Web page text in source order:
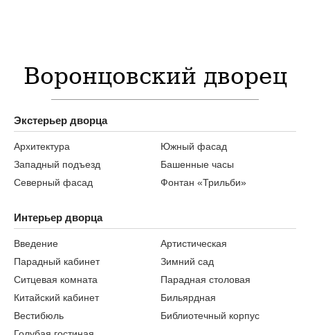
Воронцовский дворец
Экстерьер дворца
Архитектура
Западный подъезд
Северный фасад
Южный фасад
Башенные часы
Фонтан «Трильби»
Интерьер дворца
Введение
Парадный кабинет
Ситцевая комната
Китайский кабинет
Вестибюль
Артистическая
Зимний сад
Парадная столовая
Бильярдная
Библиотечный корпус